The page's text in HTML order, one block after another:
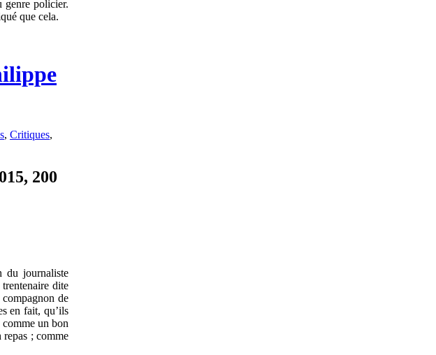
genre policier.
que cela.
, Critiques,
200
du journaliste
dite
de
en fait, qu’ils
comme un bon
; comme